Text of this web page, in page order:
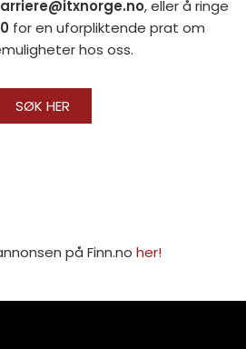
, eller å ringe
for en uforpliktende prat om
hos oss.
SØK HER
på Finn.no her!